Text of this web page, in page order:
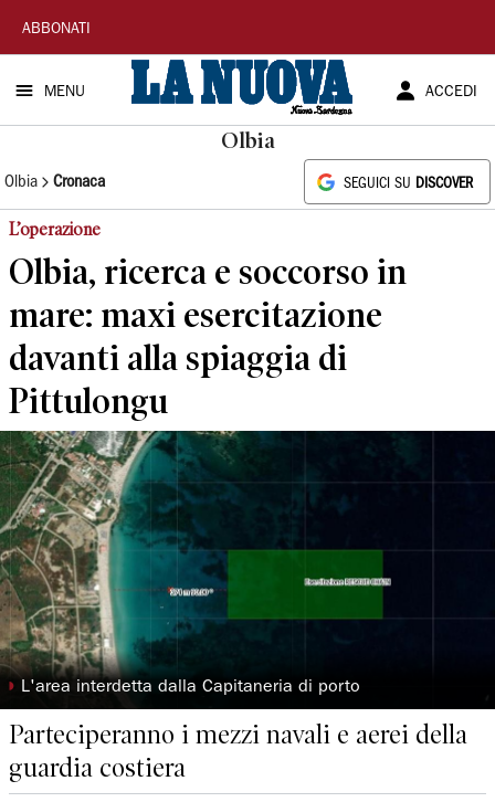
La
Nuova
Sardegna
ABBONATI
MENU ACCEDI
Olbia
Olbia Cronaca SEGUICI SU DISCOVER
L’operazione
Olbia, ricerca e soccorso in
mare: maxi esercitazione
davanti alla spiaggia di
Pittulongu
◗ L'area interdetta dalla Capitaneria di porto
Parteciperanno i mezzi navali e aerei della
guardia costiera